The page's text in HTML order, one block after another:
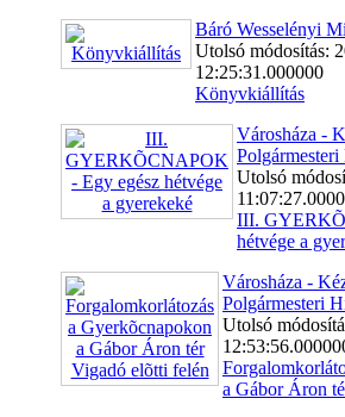
Báró Wesselényi
Utolsó módosítás:
12:25:31.000000
Könyvkiállítás
Városháza -
Polgármesteri
Utolsó
III.
hétvége a
Városháza -
Polgármesteri
Utolsó
a Gábor Áron